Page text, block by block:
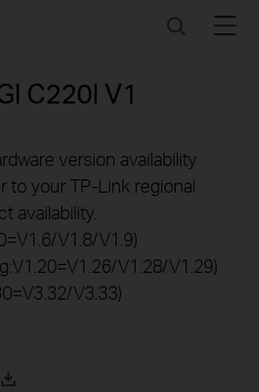
SearchMenu
C220I V1
version availability
to your TP-Link regional
availability.
V1.8/V1.9)
V1.28/V1.29)
V3.33)